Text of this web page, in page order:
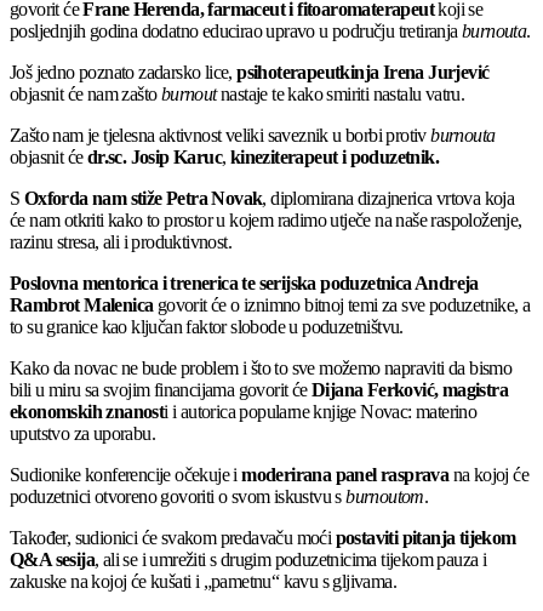
govorit ćeFrane Herenda, farmaceut i fitoaromaterapeutkoji se
posljednjih godina dodatno educirao upravo u području tretiranja burnouta.
Još jedno poznato zadarsko lice,psihoterapeutkinja Irena Jurjević
objasnit će nam zaštoburnoutnastaje te kako smiriti nastalu vatru.
Zašto nam je tjelesna aktivnost veliki saveznik u borbi protivburnouta
objasnit ćedr.sc. Josip Karuc, kineziterapeut i poduzetnik.
S Oxforda nam stiže Petra Novak, diplomirana dizajnerica vrtova koja
će nam otkriti kako to prostor u kojem radimo utječe na naše raspoloženje,
razinu stresa, ali i produktivnost.
Poslovna mentorica i trenerica te serijska poduzetnica Andreja
Rambrot Malenica govorit će o iznimno bitnoj temi za sve poduzetnike, a
to su granice kao ključan faktor slobode u poduzetništvu.
Kako da novac ne bude problem i što to sve možemo napraviti da bismo
bili u miru sa svojim financijama govorit ćeDijana Ferković, magistra
ekonomskih znanosti i autorica popularne knjige Novac: materino
uputstvo za uporabu.
Sudionike konferencije očekuje imoderirana panel rasprava na kojoj će
poduzetnici otvoreno govoriti o svom iskustvu sburnoutom.
Također, sudionici će svakom predavaču moći postaviti pitanja tijekom
Q&A sesija, ali se i umrežiti s drugim poduzetnicima tijekom pauza i
zakuske na kojoj će kušati i „pametnu“ kavu s gljivama.